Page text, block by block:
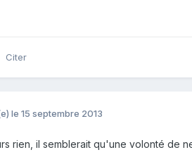
Citer
le 15 septembre 2013
rien, il semblerait qu'une volonté de